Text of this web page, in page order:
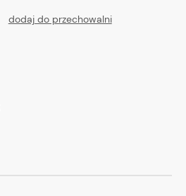
dodaj do przechowalni